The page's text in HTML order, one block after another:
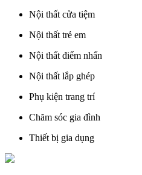
Nội thất cửa tiệm
Nội thất trẻ em
Nội thất điểm nhấn
Nội thất lắp ghép
Phụ kiện trang trí
Chăm sóc gia đình
Thiết bị gia dụng